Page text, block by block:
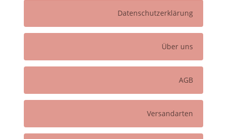
Datenschutzerklärung
Über uns
AGB
Versandarten